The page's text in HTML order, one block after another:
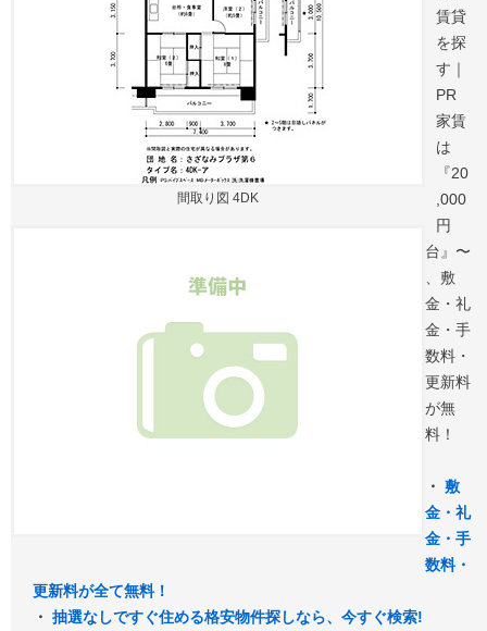
間取り図 4DK
賃貸
を探
す｜
PR
家賃
は
『20
,000
円
台』〜
、敷
金・礼
金・手
数料・
更新料
が無
料！
・ 敷
金・礼
金・手
数料・
更新料が全て無料！
・ 抽選なしですぐ住める格安物件探しなら、今すぐ検索!